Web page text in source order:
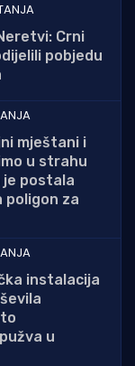
Crni
pobjedu
mještani i
u strahu
postala
poligon za
instalacija
u